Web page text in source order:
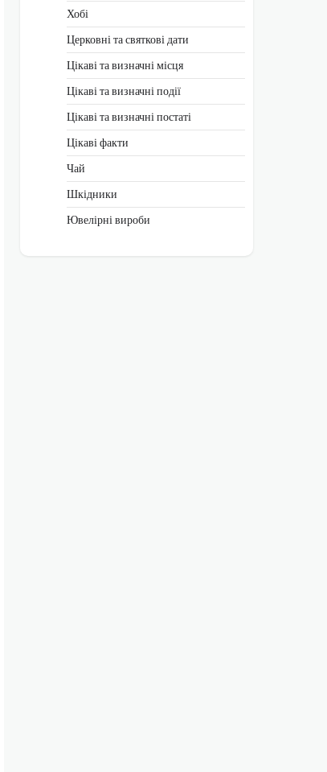
Хобі
Церковні та святкові дати
Цікаві та визначні місця
Цікаві та визначні події
Цікаві та визначні постаті
Цікаві факти
Чай
Шкідники
Ювелірні вироби